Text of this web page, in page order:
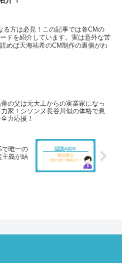
る方は必見！この記事では各CMの
ドを紹介しています。実は意外な苦
めば天海祐希のCM制作の裏側がわ
蓮の父は元大工からの実業家になっ
力家！シソンヌ長谷川似の体格で息
力応援！
で唯一の
主義が結